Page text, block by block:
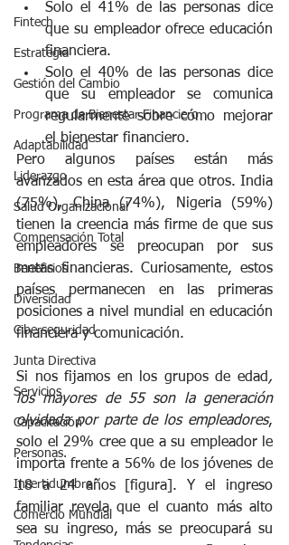
Fintech
Estrategia
Gestión del Cambio
Programa de Bienestar Financiero
Adaptabilidad
Liderazgo
Salud Organizacional
Compensación Total
Beneficios
Diversidad
Ciberseguridad
Junta Directiva
Servicios
Capacitación
Personas.
Incertidumbre
Comercio Mundial
Solo el 41% de las personas dice
que su empleador ofrece educación
financiera.
Solo el 40% de las personas dice
que su empleador se comunica
regularmente sobre cómo mejorar
el bienestar financiero.
Pero algunos países están más
avanzados en esta área que otros. India
(75%), China (74%), Nigeria (59%)
tienen la creencia más firme de que sus
empleadores se preocupan por sus
metas financieras. Curiosamente, estos
países permanecen en las primeras
posiciones a nivel mundial en educación
financiera y comunicación.
Si nos fijamos en los grupos de edad,
los mayores de 55 son la generación
olvidada por parte de los empleadores,
solo el 29% cree que a su empleador le
importa frente a 56% de los jóvenes de
18 a 24 años [figura]. Y el ingreso
familiar revela que el cuanto más alto
sea su ingreso, más se preocupará su